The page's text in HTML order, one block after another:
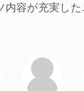
内容が充実し